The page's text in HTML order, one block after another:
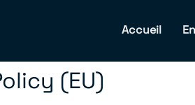
Accueil
(EU)